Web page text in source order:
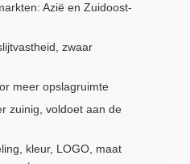
Azië en Zuidoost-
zwaar
meer opslagruimte
zuinig, voldoet aan de
kleur, LOGO, maat